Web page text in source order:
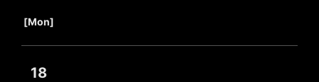
[Mon]
18